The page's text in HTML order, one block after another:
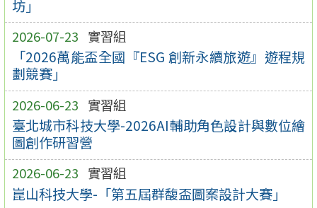
坊」
2026-07-23 實習組
「2026萬能盃全國『ESG 創新永續旅遊』遊程規
劃競賽」
2026-06-23 實習組
臺北城市科技大學-2026AI輔助角色設計與數位繪
圖創作研習營
2026-06-23 實習組
崑山科技大學-「第五屆群馥盃圖案設計大賽」